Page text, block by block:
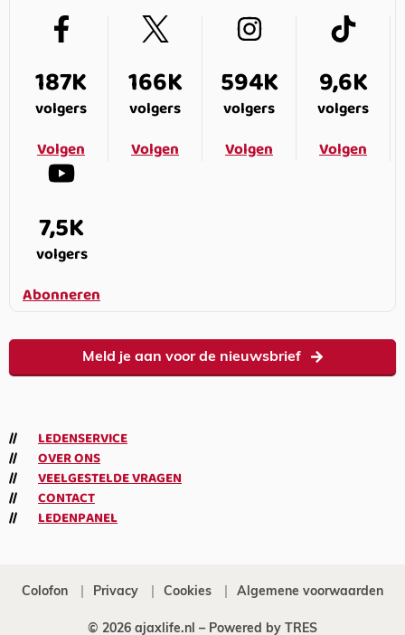
187K
volgers
Volgen
166K
volgers
Volgen
594K
volgers
Volgen
9,6K
volgers
Volgen
7,5K
volgers
Abonneren
Meld je aan voor de nieuwsbrief
LEDENSERVICE
OVER ONS
VEELGESTELDE VRAGEN
CONTACT
LEDENPANEL
Colofon Privacy Cookies Algemene voorwaarden
© 2026 ajaxlife.nl – Powered by TRES